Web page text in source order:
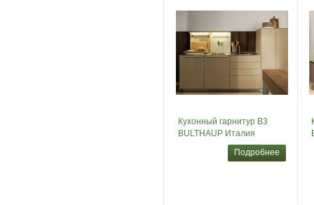
Кухонный гарнитур B3
BULTHAUP Италия
Подробнее